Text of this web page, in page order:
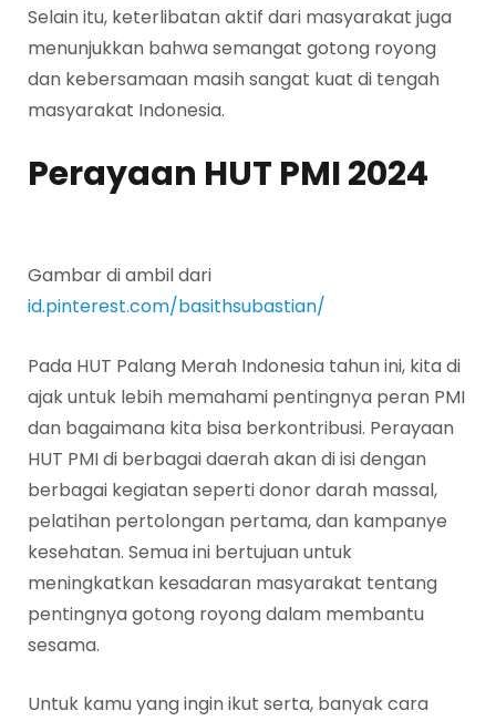
Selain itu, keterlibatan aktif dari masyarakat juga
menunjukkan bahwa semangat gotong royong
dan kebersamaan masih sangat kuat di tengah
masyarakat Indonesia.
Perayaan HUT PMI 2024
Gambar di ambil dari
id.pinterest.com/basithsubastian/
Pada HUT Palang Merah Indonesia tahun ini, kita di
ajak untuk lebih memahami pentingnya peran PMI
dan bagaimana kita bisa berkontribusi. Perayaan
HUT PMI di berbagai daerah akan di isi dengan
berbagai kegiatan seperti donor darah massal,
pelatihan pertolongan pertama, dan kampanye
kesehatan. Semua ini bertujuan untuk
meningkatkan kesadaran masyarakat tentang
pentingnya gotong royong dalam membantu
sesama.
Untuk kamu yang ingin ikut serta, banyak cara